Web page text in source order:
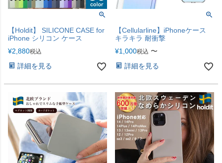
【Holdit】 SILICONE CASE for
iPhone シリコン ケース
¥2,880税込
詳細を見る
【Cellularline】iPhoneケース
キラキラ 耐衝撃
¥1,000税込 〜
詳細を見る